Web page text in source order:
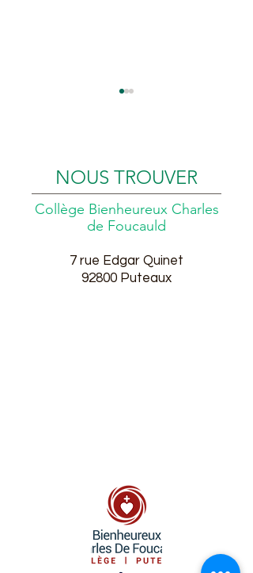
NOUS TROUVER
Collège Bienheureux Charles
de Foucauld
7 rue Edgar Quinet
92800 Puteaux